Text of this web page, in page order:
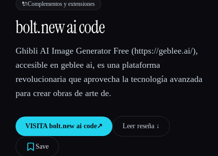
💻Desarrolladores
🎓 Estudiantes 🎬 Creadores
Blog
Comparar herramientas
Todas las categorías
🔌Complementos y extensiones
bolt.new ai code
Ghibli AI Image Generator Free (https://geblee.ai/),
accesible en geblee ai, es una plataforma
revolucionaria que aprovecha la tecnología avanzada
para crear obras de arte de.
VISITA bolt.new ai code↗︎ Leer reseña ↓︎
Save